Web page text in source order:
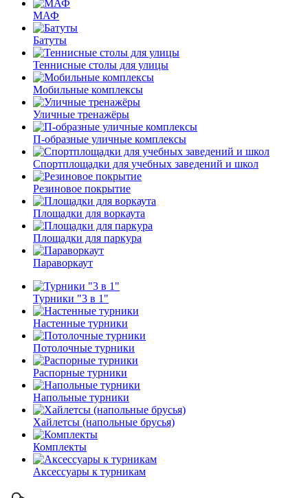
МАФ
Батуты
Теннисные столы для улицы
Мобильные комплексы
Уличные тренажёры
П-образные уличные комплексы
Спортплощадки для учебных заведений и школ
Резиновое покрытие
Площадки для воркаута
Площадки для паркура
Параворкаут
Турники "3 в 1"
Настенные турники
Потолочные турники
Распорные турники
Напольные турники
Хайлетсы (напольные брусья)
Комплекты
Аксессуары к турникам